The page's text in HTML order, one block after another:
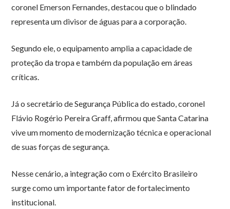
coronel Emerson Fernandes, destacou que o blindado
representa um divisor de águas para a corporação.
Segundo ele, o equipamento amplia a capacidade de
proteção da tropa e também da população em áreas
críticas.
Já o secretário de Segurança Pública do estado, coronel
Flávio Rogério Pereira Graff, afirmou que Santa Catarina
vive um momento de modernização técnica e operacional
de suas forças de segurança.
Nesse cenário, a integração com o Exército Brasileiro
surge como um importante fator de fortalecimento
institucional.